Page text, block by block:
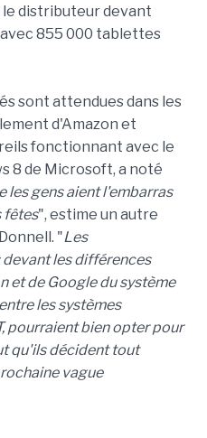
le distributeur devant
avec 855 000 tablettes
sont attendues dans les
d'Amazon et
fonctionnant avec le
8 de Microsoft, a noté
les gens aient l'embarras
fêtes", estime un autre
"Les
les différences
et de Google du système
les systèmes
pourraient bien opter pour
qu'ils décident tout
vague